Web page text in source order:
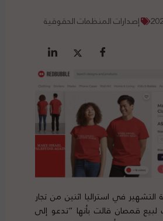
إصدارات المنظمات الحقوقية
في استراليا اثنين من تجار
لبيع قمصان قالت بأنها “تدعو إلى